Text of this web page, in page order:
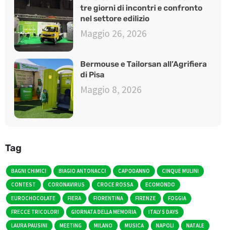
tre giorni di incontri e confronto
nel settore edilizio
Maggio 26, 2026
Bermouse e Tailorsan all’Agrifiera
di Pisa
Maggio 8, 2026
Tag
BAGNI CHIMICI BIAGIO ANTONACCI CAPODANNO
CINQUE MULINI
CONTEST
CORONAVIRUS CROCE ROSSA
ECOMONDO
EUROCHOCOLATE
FIERA FIORENTINA FIRENZE
FOGGIA
FRECCE TRICOLORI
GIORNATA DELLA MEMORIA
ITALY 5 DAYS
LAURA PAUSINI
MEETING MILANO MUSICA NAPOLI
NATALE